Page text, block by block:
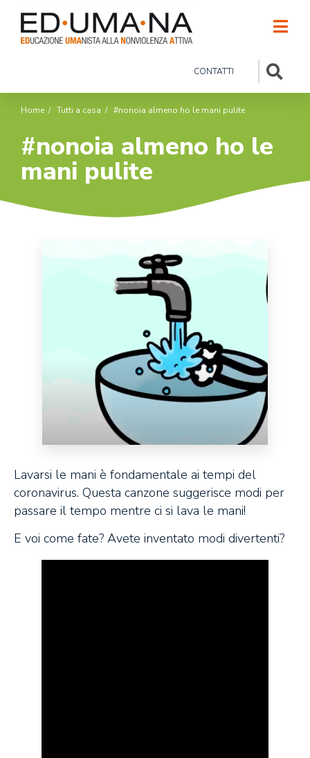
CONTATTI
Home / Tutti a casa / #nonoia almeno ho le mani pulite
#nonoia almeno ho le
mani pulite
Lavarsi le mani è fondamentale ai tempi del
coronavirus. Questa canzone suggerisce modi per
passare il tempo mentre ci si lava le mani!
E voi come fate? Avete inventato modi divertenti?